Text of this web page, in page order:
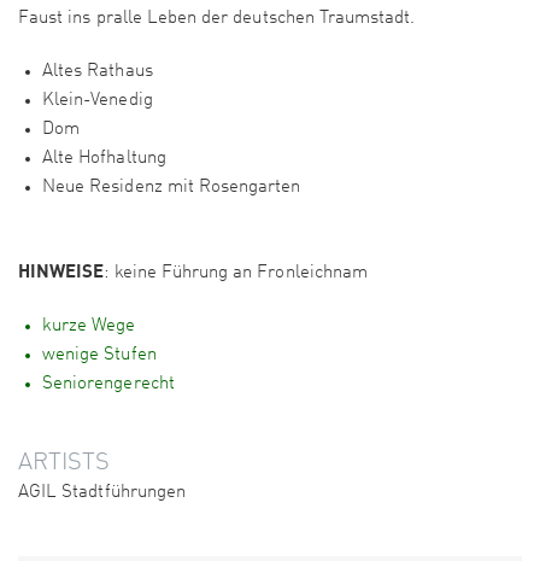
Faust ins pralle Leben der deutschen Traumstadt.
Altes Rathaus
Klein-Venedig
Dom
Alte Hofhaltung
Neue Residenz mit Rosengarten
HINWEISE: keine Führung an Fronleichnam
kurze Wege
wenige Stufen
Seniorengerecht
ARTISTS
AGIL Stadtführungen